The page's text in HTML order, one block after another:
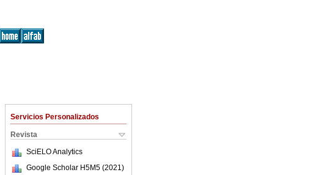
Servicios Personalizados
Revista
SciELO Analytics
Google Scholar H5M5 (2021 )